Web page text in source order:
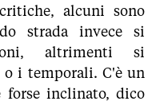
alcuni sono
strada invece si
altrimenti si
o i temporali. C'è un
forse inclinato, dico